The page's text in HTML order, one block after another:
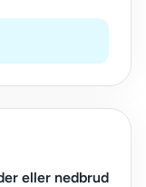
eller nedbrud